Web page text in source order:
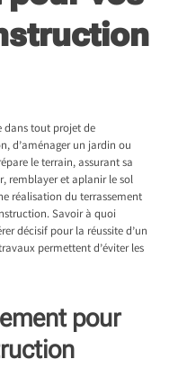
dans tout projet de
d’aménager un jardin ou
le terrain, assurant sa
remblayer et aplanir le sol
réalisation du terrassement
Savoir à quoi
décisif pour la réussite d’un
permettent d’éviter les
pour